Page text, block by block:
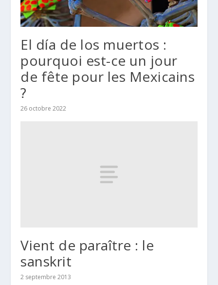
El día de los muertos :
pourquoi est-ce un jour
de fête pour les Mexicains
?
26 octobre 2022
Vient de paraître : le
sanskrit
2 septembre 2013